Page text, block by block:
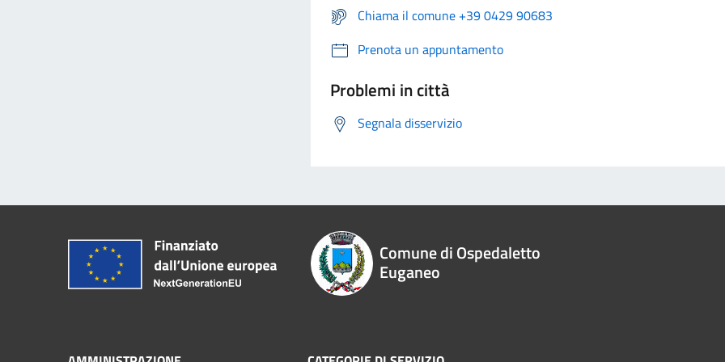
Chiama il comune +39 0429 90683
Prenota un appuntamento
Problemi in città
Segnala disservizio
Comune di Ospedaletto
Euganeo